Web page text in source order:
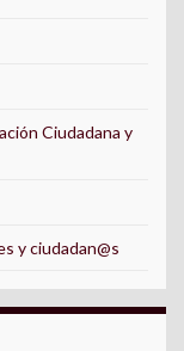
Ciudadana y
y ciudadan@s